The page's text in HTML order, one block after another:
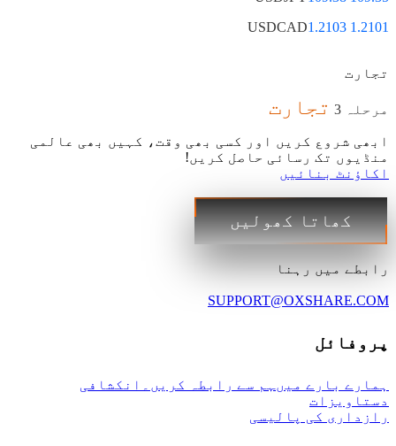
USDCAD
1.2101 1.2103
تجارت
مرحلہ 3 تجارت
ابھی شروع کریں اور کسی بھی وقت، کہیں بھی عالمی
منڈیوں تک رسائی حاصل کریں!
اکاؤنٹ بنائیں
کھاتا کھولیں
رابطے میں رہنا
SUPPORT@OXSHARE.COM
پروفائل
ہمارے بارے میں ہم سے رابطہ کریں۔
انکشافی
دستاویزات
رازداری کی پالیسی